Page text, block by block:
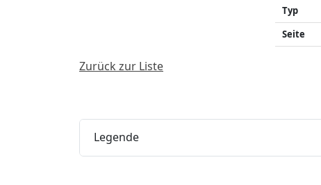
Typ
Seite
Zurück zur Liste
Legende